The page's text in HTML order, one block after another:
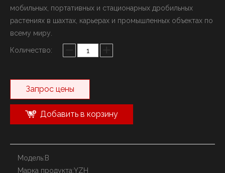
мобильных, портативных и стационарных дробильных
растениях в шахтах, карьерах и промышленных объектах по
всему миру.
Количество:
Запрос цены
Добавить в корзину
Модель:B
Марка продукта:YZH